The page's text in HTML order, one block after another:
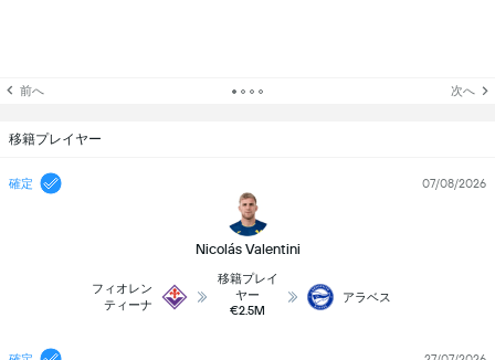
前へ 次へ
移籍プレイヤー
確定
Nicolás Valentini
07/08/2026
フィオレン
ティーナ
移籍プレイ
ヤー
€2.5M
アラベス